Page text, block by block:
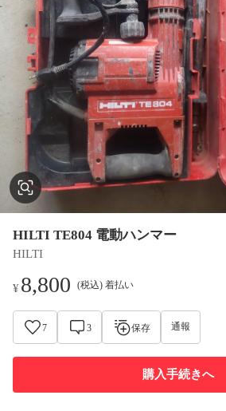
HILTI TE804 電動ハンマー
HILTI
¥8,800 (税込) 着払い
7 3 保存 通報
購入手続きへ